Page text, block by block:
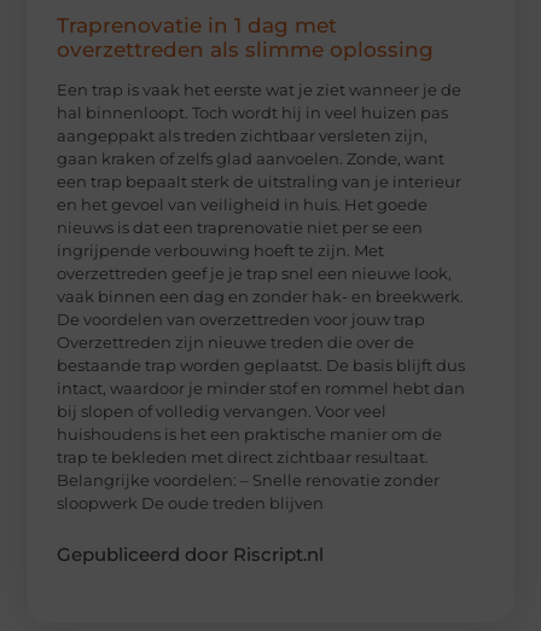
Traprenovatie in 1 dag met
overzettreden als slimme oplossing
Een trap is vaak het eerste wat je ziet wanneer je de
hal binnenloopt. Toch wordt hij in veel huizen pas
aangeppakt als treden zichtbaar versleten zijn,
gaan kraken of zelfs glad aanvoelen. Zonde, want
een trap bepaalt sterk de uitstraling van je interieur
en het gevoel van veiligheid in huis. Het goede
nieuws is dat een traprenovatie niet per se een
ingrijpende verbouwing hoeft te zijn. Met
overzettreden geef je je trap snel een nieuwe look,
vaak binnen een dag en zonder hak- en breekwerk.
De voordelen van overzettreden voor jouw trap
Overzettreden zijn nieuwe treden die over de
bestaande trap worden geplaatst. De basis blijft dus
intact, waardoor je minder stof en rommel hebt dan
bij slopen of volledig vervangen. Voor veel
huishoudens is het een praktische manier om de
trap te bekleden met direct zichtbaar resultaat.
Belangrijke voordelen: – Snelle renovatie zonder
sloopwerk De oude treden blijven
Gepubliceerd door Riscript.nl